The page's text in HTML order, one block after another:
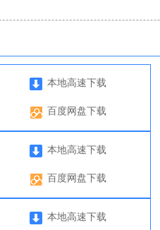
本地高速下载
百度网盘下载
本地高速下载
百度网盘下载
本地高速下载